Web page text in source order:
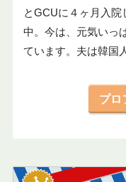
とGCUに４ヶ月入
中。今は、元気いっ
ています。夫は韓国
プロ